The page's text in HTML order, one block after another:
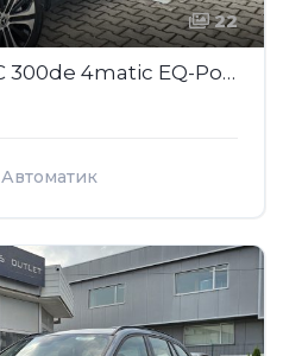
22
Mercedes-Benz GLC 300de 4matic EQ-Power AT (SAJ023)
Автоматик